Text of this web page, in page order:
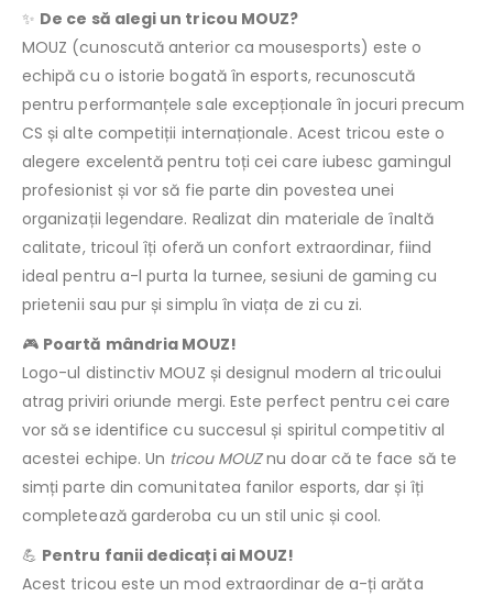
✨ De ce să alegi un tricou MOUZ?
MOUZ (cunoscută anterior ca mousesports) este o
echipă cu o istorie bogată în esports, recunoscută
pentru performanțele sale excepționale în jocuri precum
CS și alte competiții internaționale. Acest tricou este o
alegere excelentă pentru toți cei care iubesc gamingul
profesionist și vor să fie parte din povestea unei
organizații legendare. Realizat din materiale de înaltă
calitate, tricoul îți oferă un confort extraordinar, fiind
ideal pentru a-l purta la turnee, sesiuni de gaming cu
prietenii sau pur și simplu în viața de zi cu zi.
🎮 Poartă mândria MOUZ!
Logo-ul distinctiv MOUZ și designul modern al tricoului
atrag priviri oriunde mergi. Este perfect pentru cei care
vor să se identifice cu succesul și spiritul competitiv al
acestei echipe. Un tricou MOUZnu doar că te face să te
simți parte din comunitatea fanilor esports, dar și îți
completează garderoba cu un stil unic și cool.
💪 Pentru fanii dedicați ai MOUZ!
Acest tricou este un mod extraordinar de a-ți arăta